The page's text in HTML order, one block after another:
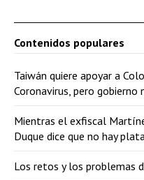
Contenidos populares
Taiwán quiere apoyar a
Coronavirus, pero
Mientras el exfiscal
Duque dice que no hay
Los retos y los problemas